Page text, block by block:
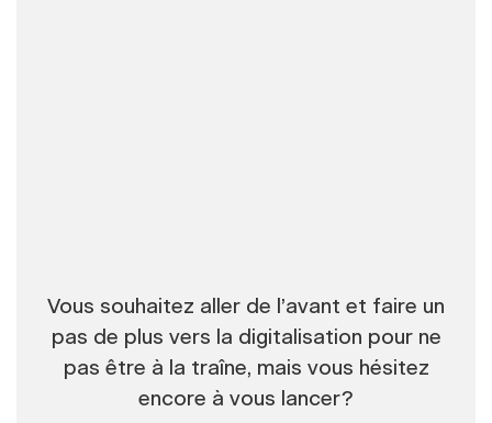
Vous souhaitez aller de l’avant et faire un
pas de plus vers la digitalisation pour ne
pas être à la traîne, mais vous hésitez
encore à vous lancer?